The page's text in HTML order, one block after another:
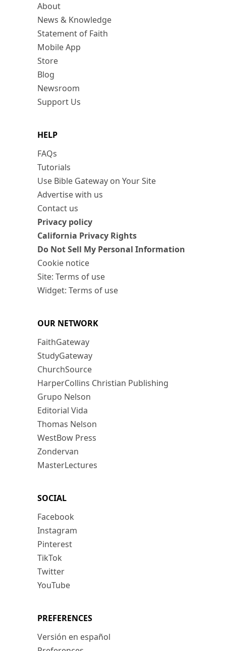
About
News & Knowledge
Statement of Faith
Mobile App
Store
Blog
Newsroom
Support Us
HELP
FAQs
Tutorials
Use Bible Gateway on Your Site
Advertise with us
Contact us
Privacy policy
California Privacy Rights
Do Not Sell My Personal Information
Cookie notice
Site: Terms of use
Widget: Terms of use
OUR NETWORK
FaithGateway
StudyGateway
ChurchSource
HarperCollins Christian Publishing
Grupo Nelson
Editorial Vida
Thomas Nelson
WestBow Press
Zondervan
MasterLectures
SOCIAL
Facebook
Instagram
Pinterest
TikTok
Twitter
YouTube
PREFERENCES
Versión en español